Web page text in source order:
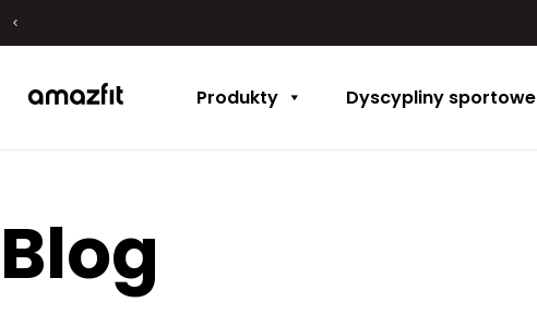
Produkty Dyscypliny sportowe
Blog